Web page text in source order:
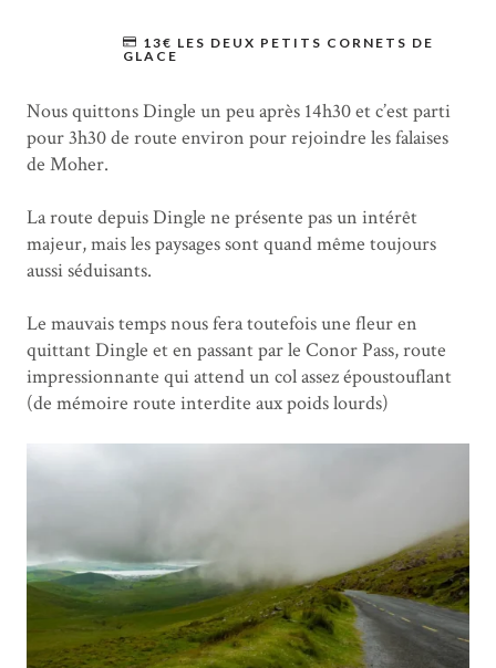
13€ LES DEUX PETITS CORNETS DE
GLACE
Nous quittons Dingle un peu après 14h30 et c’est parti
pour 3h30 de route environ pour rejoindre les falaises
de Moher.
La route depuis Dingle ne présente pas un intérêt
majeur, mais les paysages sont quand même toujours
aussi séduisants.
Le mauvais temps nous fera toutefois une fleur en
quittant Dingle et en passant par le Conor Pass, route
impressionnante qui attend un col assez époustouflant
(de mémoire route interdite aux poids lourds)